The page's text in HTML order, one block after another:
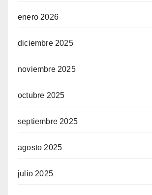
enero 2026
diciembre 2025
noviembre 2025
octubre 2025
septiembre 2025
agosto 2025
julio 2025